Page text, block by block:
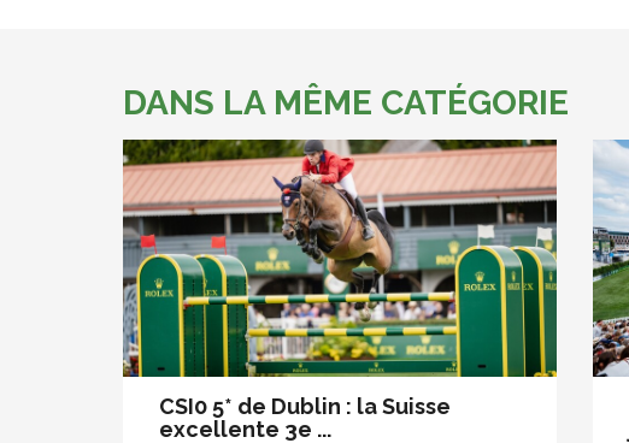
DANS LA MÊME CATÉGORIE
CSI0 5* de Dublin : la Suisse
excellente 3e ...